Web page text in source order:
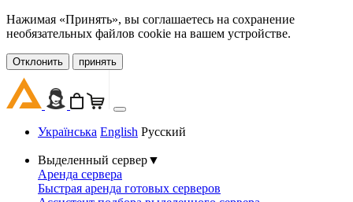
Нажимая «Принять», вы соглашаетесь на сохранение
необязательных файлов cookie на вашем устройстве.
Oтклонить принять
Українська English Русский
Выделенный сервер▼
Аренда сервера
Быстрая аренда готовых серверов